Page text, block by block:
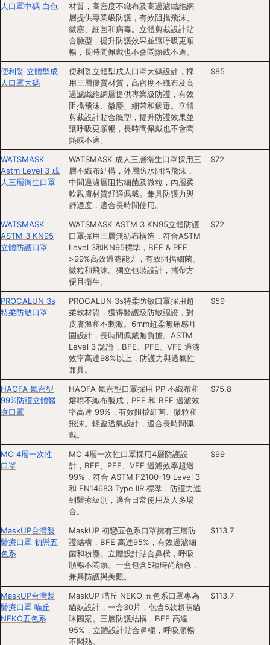
人口罩中碼 白色
材質，高密度不織布及高過濾纖維網
層提供專業級防護，有效阻擋飛沫、
微塵、細菌和病毒。立體剪裁設計貼
合臉型，提升防護效果並讓呼吸更順
暢，長時間佩戴也不會悶熱或不適。
便利妥 立體型成
人口罩大碼
便利妥立體型成人口罩大碼設計，採
用三層優質材質，高密度不織布及高
過濾纖維網層提供專業級防護，有效
阻擋飛沫、微塵、細菌和病毒。立體
剪裁設計貼合臉型，提升防護效果並
讓呼吸更順暢，長時間佩戴也不會悶
熱或不適。
$85
WATSMASK
Astm Level 3 成
人三層衛生口罩
WATSMASK 成人三層衛生口罩採用三
層不織布結構，外層防水阻隔飛沫，
中間過濾層阻擋細菌及微粒，內層柔
軟親膚材質舒適佩戴。兼具防護力與
舒適度，適合長時間使用。
$72
WATSMASK
ASTM 3 KN95
立體防護口罩
WATSMASK ASTM 3 KN95立體防護
口罩採用三層無紡布構造，符合ASTM
Level 3和KN95標準，BFE & PFE
>99%高效過濾能力，有效阻擋細菌、
微粒和飛沫。獨立包裝設計，攜帶方
便且衛生。
$72
PROCALUN 3s
特柔防敏口罩
PROCALUN 3s特柔防敏口罩採用超
柔軟材質，獲得醫護級防敏認證，對
皮膚溫和不刺激。6mm超柔無痛感耳
圈設計，長時間佩戴無負擔。ASTM
Level 3 認證，BFE、PFE、VFE 過濾
效率高達98%以上，防護力與透氣性
兼具。
$59
HAOFA 氣密型
99%防護立體醫
療口罩
HAOFA 氣密型口罩採用 PP 不織布和
熔噴不織布製成，PFE 和 BFE 過濾效
率高達 99%，有效阻擋細菌、微粒和
飛沫。輕盈透氣設計，適合長時間佩
戴。
$75.8
MO 4層一次性
口罩
MO 4層一次性口罩採用4層防護設
計，BFE、PFE、VFE 過濾效率超過
99%，符合 ASTM F2100-19 Level 3
和 EN14683 Type IIR 標準，防護力達
到醫療級別，適合日常使用及人多場
合。
$99
MaskUP台灣製
醫療口罩 初戀五
色系
MaskUP 初戀五色系口罩擁有三層防
護結構，BFE 高達95%，有效過濾細
菌和粉塵。立體設計貼合鼻樑，呼吸
順暢不悶熱。一盒包含5種時尚顏色，
兼具防護與美觀。
$113.7
MaskUP台灣製
醫療口罩 喵丘
NEKO五色系
MaskUP 喵丘 NEKO 五色系口罩專為
貓奴設計，一盒30片，包含5款超萌貓
咪圖案。三層防護結構，BFE 高達
95%，立體設計貼合鼻樑，呼吸順暢
不悶熱。
$113.7